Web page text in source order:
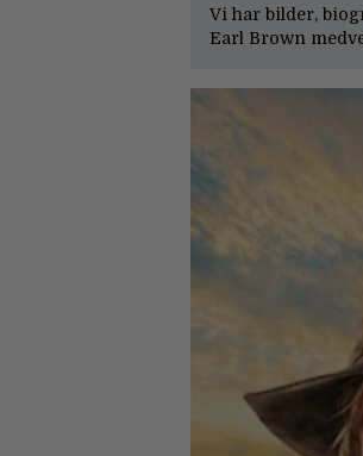
Vi har bilder,
Earl Brown